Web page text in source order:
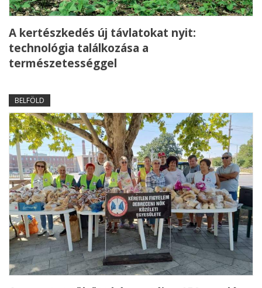
A kertészkedés új távlatokat nyit:
technológia találkozása a
természetességgel
BELFÖLD